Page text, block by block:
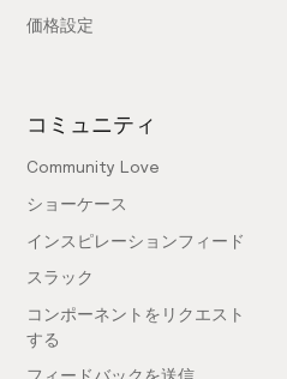
価格設定
コミュニティ
Community Love
ショーケース
インスピレーションフィード
スラック
コンポーネントをリクエスト
する